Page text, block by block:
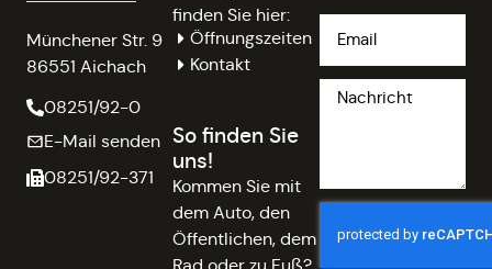
Münchener Str. 9
86551 Aichach
08251/92-0
E-Mail senden
08251/92-371
finden Sie hier:
Öffnungszeiten
Kontakt
So finden Sie
uns!
Kommen Sie mit
dem Auto, den
Öffentlichen, dem